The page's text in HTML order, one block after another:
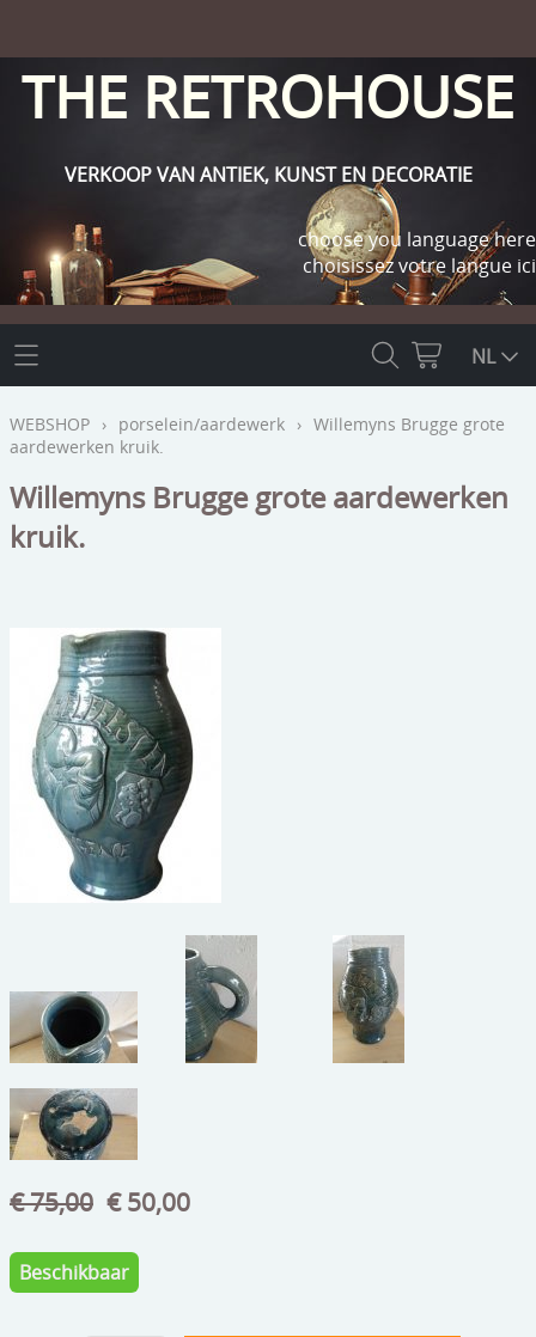
THE RETROHOUSE
VERKOOP VAN ANTIEK, KUNST EN DECORATIE
choose you language here
choisissez votre langue ici
THE RETROHOUSE
WEBSHOP
religie
reclamevoorwerpen/merken
curiosa
schilderijen
porselein/aardewerk
juwelen/horloges/brillen
medailles/munten/bankbiljetten
ets/tekening/litho/gravure
glaswerk
lamp/luchter
speelgoed
zilverwerk
tapijten
KLANT WORDEN / INLOGGEN
NL
WEBSHOP › porselein/aardewerk › Willemyns Brugge grote
aardewerken kruik.
Willemyns Brugge grote aardewerken
kruik.
€ 75,00 € 50,00
Beschikbaar